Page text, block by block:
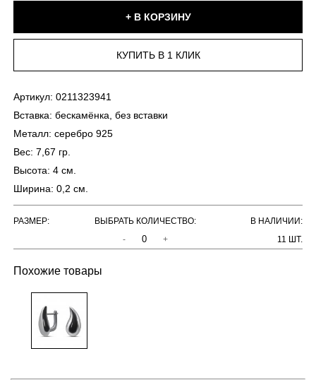
Артикул: 0211323941
Вставка: бескамёнка, без вставки
Металл: серебро 925
Вес: 7,67 гр.
Высота: 4 см.
Ширина: 0,2 см.
РАЗМЕР: ВЫБРАТЬ КОЛИЧЕСТВО:
В НАЛИЧИИ:
-
+ 11 ШТ.
Похожие товары